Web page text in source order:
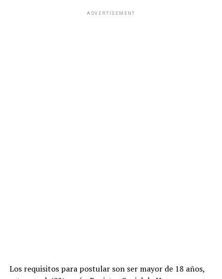
ADVERTISEMENT
Los requisitos para postular son ser mayor de 18 años,